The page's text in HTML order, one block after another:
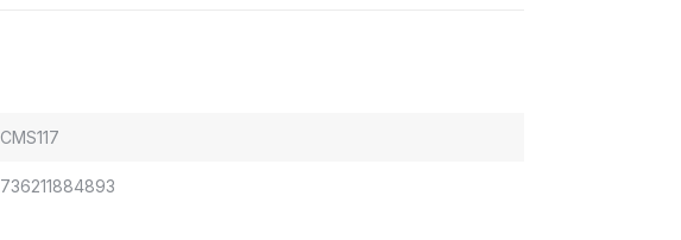
CMS117
736211884893